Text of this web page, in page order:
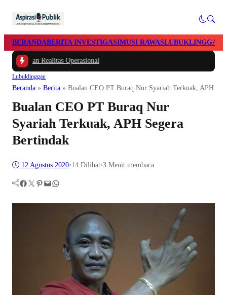
BERANDABERITA INVESTIGASIMUSI RAWASLUBUKLINGGAU
Realitas Operasional
Lubuklinggau
Beranda » Berita » Bualan CEO PT Buraq Nur Syariah Terkuak, APH
Bualan CEO PT Buraq Nur
Syariah Terkuak, APH Segera
Bertindak
12 Agustus 2020•14 Dilihat•3 Menit membaca
Facebook Twitter Pinterest Mail WhatsApp